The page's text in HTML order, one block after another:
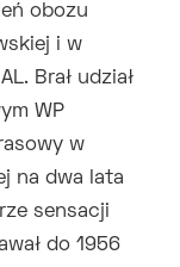
obozu
i w
Brał udział
WP
w
na dwa lata
sensacji
do 1956